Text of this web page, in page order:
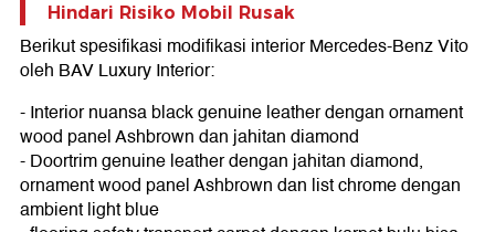
Hindari Risiko Mobil Rusak
Berikut spesifikasi modifikasi interior Mercedes-Benz Vito
oleh BAV Luxury Interior:
- Interior nuansa black genuine leather dengan ornament
wood panel Ashbrown dan jahitan diamond
- Doortrim genuine leather dengan jahitan diamond,
ornament wood panel Ashbrown dan list chrome dengan
ambient light blue